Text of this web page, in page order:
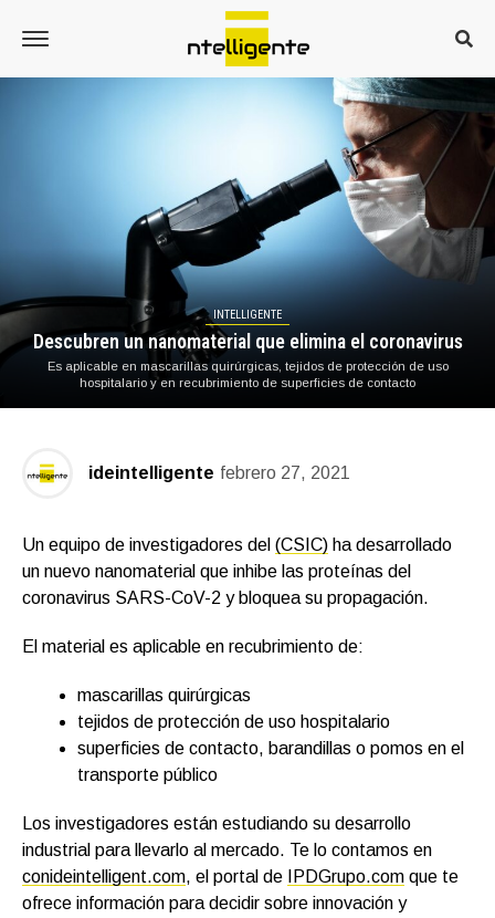
INTELLIGENTE
Descubren un nanomaterial que elimina el coronavirus
Es aplicable en mascarillas quirúrgicas, tejidos de protección de uso
hospitalario y en recubrimiento de superficies de contacto
ideintelligente febrero 27, 2021
Un equipo de investigadores del (CSIC) ha desarrollado
un nuevo nanomaterial que inhibe las proteínas del
coronavirus SARS-CoV-2 y bloquea su propagación.
El material es aplicable en recubrimiento de:
mascarillas quirúrgicas
tejidos de protección de uso hospitalario
superficies de contacto, barandillas o pomos en el
transporte público
Los investigadores están estudiando su desarrollo
industrial para llevarlo al mercado. Te lo contamos en
conideintelligent.com, el portal de IPDGrupo.com que te
ofrece información para decidir sobre innovación y